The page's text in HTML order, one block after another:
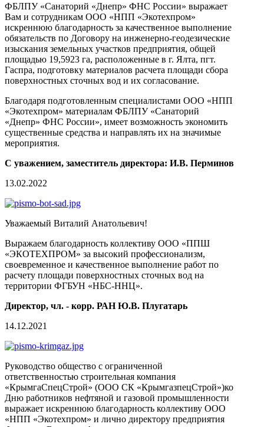
ФБЛПУ «Санаторий «Днепр» ФНС России» выражает
Вам и сотрудникам ООО «НПП «Экотехпром»
искреннюю благодарность за качественное выполнение
обязательств по Договору на инженерно-геодезические
изыскания земельных участков предприятия, общей
площадью 19,5923 га, расположенные в г. Ялта, пгт.
Гаспра, подготовку материалов расчета площади сбора
поверхностных сточных вод и их согласование.
Благодаря подготовленным специалистами ООО «НПП
«Экотехпром» материалам ФБЛПУ «Санаторий
«Днепр» ФНС России», имеет возможность экономить
существенные средства и направлять их на значимые
мероприятия.
С уважением, заместитель директора: И.В. Перминов
13.02.2022
Уважаемый Виталий Анатольевич!
Выражаем благодарность коллективу ООО «ППШ
«ЭКОТЕХПРОМ» за высокий профессионализм,
своевременное и качественное выполнение работ по
расчету площади поверхностных сточных вод на
территории ФГБУН «НБС-ННЦ».
Директор, чл. - корр. РАН Ю.В. Плугатарь
14.12.2021
Руководство общество с ограниченной
ответственностью строительная компания
«КрымгаCпецCтрой» (ООО СК «КрымгазпецCтрой»)ко
Дню работников нефтяной и газовой промышленности
выражает искреннюю благодарность коллективу ООО
«НПП «Экотехпром» и лично директору предприятия